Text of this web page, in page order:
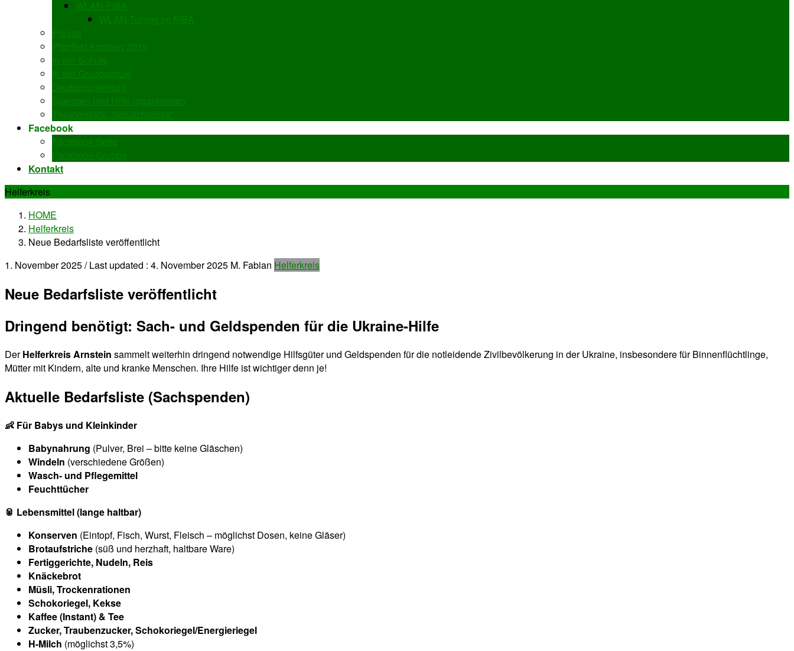
WLAN-FiBA
WLAN-Tuning im FiBA
Presse
Pfarrfest Arnstein 2015
In der Schule
In der Grundschule
Deutschunterricht
Spenden und Hilfe organisieren
Theaterstück „Schutzflüchtig“
Facebook
Facebook-Seite
Facebook-Gruppe
Kontakt
Helferkreis
HOME
Helferkreis
Neue Bedarfsliste veröffentlicht
1. November 2025/ Last updated : 4. November 2025 M. Fabian Helferkreis
Neue Bedarfsliste veröffentlicht
Dringend benötigt: Sach- und Geldspenden für die Ukraine-Hilfe
DerHelferkreis Arnstein sammelt weiterhin dringend notwendige Hilfsgüter und Geldspenden für die notleidende Zivilbevölkerung in der Ukraine, insbesondere für Binnenflüchtlinge,
Mütter mit Kindern, alte und kranke Menschen. Ihre Hilfe ist wichtiger denn je!
Aktuelle Bedarfsliste (Sachspenden)
👶 Für Babys und Kleinkinder
Babynahrung (Pulver, Brei – bitte keine Gläschen)
Windeln (verschiedene Größen)
Wasch- und Pflegemittel
Feuchttücher
🥫 Lebensmittel (lange haltbar)
Konserven (Eintopf, Fisch, Wurst, Fleisch – möglichst Dosen, keine Gläser)
Brotaufstriche (süß und herzhaft, haltbare Ware)
Fertiggerichte, Nudeln, Reis
Knäckebrot
Müsli, Trockenrationen
Schokoriegel, Kekse
Kaffee (Instant) & Tee
Zucker, Traubenzucker, Schokoriegel/Energieriegel
H-Milch (möglichst 3,5%)